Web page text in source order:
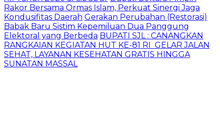
Rakor Bersama Ormas Islam, Perkuat Sinergi Jaga
Kondusifitas Daerah Gerakan Perubahan (Restorasi)
Babak Baru Sistim Kepemiluan Dua Panggung
Elektoral yang Berbeda BUPATI SJL : CANANGKAN
RANGKAIAN KEGIATAN HUT KE-81 RI GELAR JALAN
SEHAT, LAYANAN KESEHATAN GRATIS HINGGA
SUNATAN MASSAL